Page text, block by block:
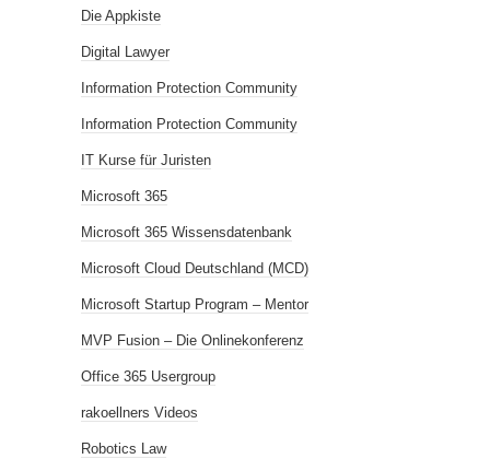
Die Appkiste
Digital Lawyer
Information Protection Community
Information Protection Community
IT Kurse für Juristen
Microsoft 365
Microsoft 365 Wissensdatenbank
Microsoft Cloud Deutschland (MCD)
Microsoft Startup Program – Mentor
MVP Fusion – Die Onlinekonferenz
Office 365 Usergroup
rakoellners Videos
Robotics Law